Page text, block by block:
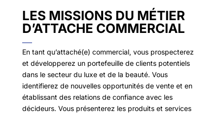
LES MISSIONS DU MÉTIER
D’ATTACHE COMMERCIAL
En tant qu’attaché(e) commercial, vous prospecterez
et développerez un portefeuille de clients potentiels
dans le secteur du luxe et de la beauté. Vous
identifierez de nouvelles opportunités de vente et en
établissant des relations de confiance avec les
décideurs. Vous présenterez les produits et services